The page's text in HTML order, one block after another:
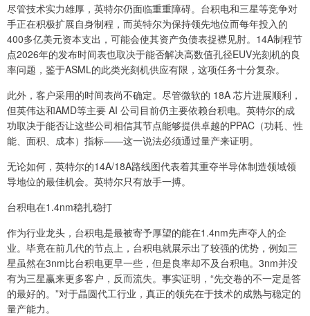
尽管技术实力雄厚，英特尔仍面临重重障碍。台积电和三星等竞争对
手正在积极扩展自身制程，而英特尔为保持领先地位而每年投入的
400多亿美元资本支出，可能会使其资产负债表捉襟见肘。14A制程节
点2026年的发布时间表也取决于能否解决高数值孔径EUV光刻机的良
率问题，鉴于ASML的此类光刻机供应有限，这项任务十分复杂。
此外，客户采用的时间表尚不确定。尽管微软的 18A 芯片进展顺利，
但英伟达和AMD等主要 AI 公司目前仍主要依赖台积电。英特尔的成
功取决于能否让这些公司相信其节点能够提供卓越的PPAC（功耗、性
能、面积、成本）指标——这一说法必须通过量产来证明。
无论如何，英特尔的14A/18A路线图代表着其重夺半导体制造领域领
导地位的最佳机会。英特尔只有放手一搏。
台积电在1.4nm稳扎稳打
作为行业龙头，台积电是最被寄予厚望的能在1.4nm先声夺人的企
业。毕竟在前几代的节点上，台积电就展示出了较强的优势，例如三
星虽然在3nm比台积电更早一些，但是良率却不及台积电。3nm并没
有为三星赢来更多客户，反而流失。事实证明，“先交卷的不一定是答
的最好的。”对于晶圆代工行业，真正的领先在于技术的成熟与稳定的
量产能力。